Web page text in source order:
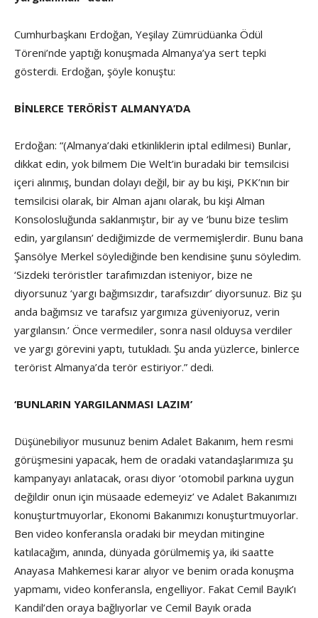
Cumhurbaşkanı Erdoğan, Yeşilay Zümrüdüanka Ödül
Töreni’nde yaptığı konuşmada Almanya’ya sert tepki
gösterdi. Erdoğan, şöyle konuştu:
BİNLERCE TERÖRİST ALMANYA’DA
Erdoğan: “(Almanya’daki etkinliklerin iptal edilmesi) Bunlar,
dikkat edin, yok bilmem Die Welt’in buradaki bir temsilcisi
içeri alınmış, bundan dolayı değil, bir ay bu kişi, PKK’nın bir
temsilcisi olarak, bir Alman ajanı olarak, bu kişi Alman
Konsolosluğunda saklanmıştır, bir ay ve ‘bunu bize teslim
edin, yargılansın’ dediğimizde de vermemişlerdir. Bunu bana
Şansölye Merkel söylediğinde ben kendisine şunu söyledim.
‘Sizdeki teröristler tarafımızdan isteniyor, bize ne
diyorsunuz ‘yargı bağımsızdır, tarafsızdır’ diyorsunuz. Biz şu
anda bağımsız ve tarafsız yargımıza güveniyoruz, verin
yargılansın.’ Önce vermediler, sonra nasıl olduysa verdiler
ve yargı görevini yaptı, tutukladı. Şu anda yüzlerce, binlerce
terörist Almanya’da terör estiriyor.” dedi.
‘BUNLARIN YARGILANMASI LAZIM’
Düşünebiliyor musunuz benim Adalet Bakanım, hem resmi
görüşmesini yapacak, hem de oradaki vatandaşlarımıza şu
kampanyayı anlatacak, orası diyor ‘otomobil parkına uygun
değildir onun için müsaade edemeyiz’ ve Adalet Bakanımızı
konuşturtmuyorlar, Ekonomi Bakanımızı konuşturtmuyorlar.
Ben video konferansla oradaki bir meydan mitingine
katılacağım, anında, dünyada görülmemiş ya, iki saatte
Anayasa Mahkemesi karar alıyor ve benim orada konuşma
yapmamı, video konferansla, engelliyor. Fakat Cemil Bayık’ı
Kandil’den oraya bağlıyorlar ve Cemil Bayık orada